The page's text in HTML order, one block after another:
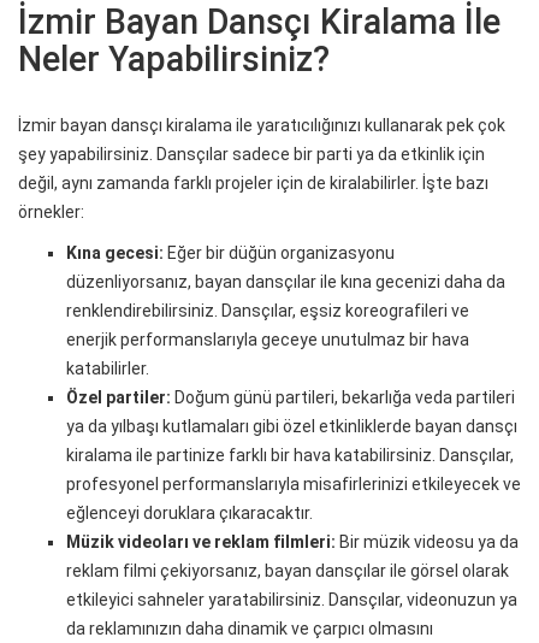
İzmir Bayan Dansçı Kiralama İle
Neler Yapabilirsiniz?
İzmir bayan dansçı kiralama ile yaratıcılığınızı kullanarak pek çok
şey yapabilirsiniz. Dansçılar sadece bir parti ya da etkinlik için
değil, aynı zamanda farklı projeler için de kiralabilirler. İşte bazı
örnekler:
Kına gecesi: Eğer bir düğün organizasyonu
düzenliyorsanız, bayan dansçılar ile kına gecenizi daha da
renklendirebilirsiniz. Dansçılar, eşsiz koreografileri ve
enerjik performanslarıyla geceye unutulmaz bir hava
katabilirler.
Özel partiler: Doğum günü partileri, bekarlığa veda partileri
ya da yılbaşı kutlamaları gibi özel etkinliklerde bayan dansçı
kiralama ile partinize farklı bir hava katabilirsiniz. Dansçılar,
profesyonel performanslarıyla misafirlerinizi etkileyecek ve
eğlenceyi doruklara çıkaracaktır.
Müzik videoları ve reklam filmleri: Bir müzik videosu ya da
reklam filmi çekiyorsanız, bayan dansçılar ile görsel olarak
etkileyici sahneler yaratabilirsiniz. Dansçılar, videonuzun ya
da reklamınızın daha dinamik ve çarpıcı olmasını